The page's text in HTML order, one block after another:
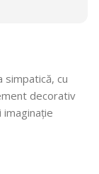
🏆
simpatică, cu
decorativ